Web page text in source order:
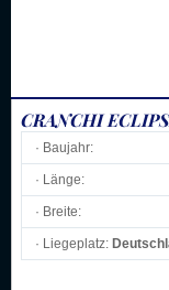
CRANCHI
· Baujahr:
· Länge:
· Breite:
· Liegeplatz: